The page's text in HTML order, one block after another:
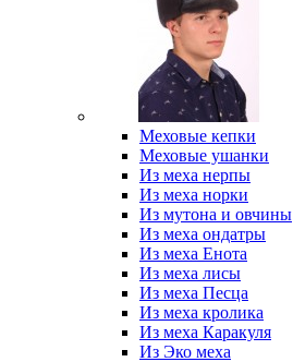
Меховые кепки
Меховые ушанки
Из меха нерпы
Из меха норки
Из мутона и овчины
Из меха ондатры
Из меха Енота
Из меха лисы
Из меха Песца
Из меха кролика
Из меха Каракуля
Из Эко меха